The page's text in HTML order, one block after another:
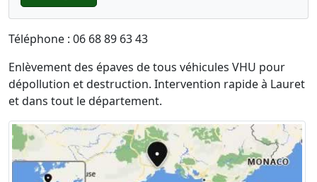
Téléphone : 06 68 89 63 43
Enlèvement des épaves de tous véhicules VHU pour
dépollution et destruction. Intervention rapide à Lauret
et dans tout le département.